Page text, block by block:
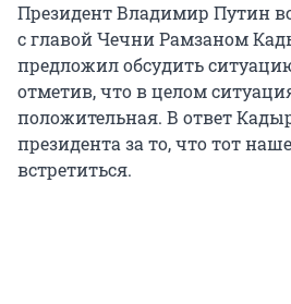
Президент Владимир Путин
с главой Чечни Рамзаном
предложил обсудить
отметив, что в целом
положительная. В ответ
президента за то, что тот
встретиться.